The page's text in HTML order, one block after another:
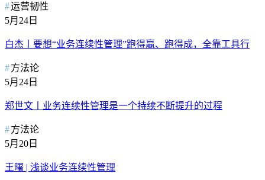
运营韧性
5月24日
白杰丨要想“业务连续性管理”跑得赢、跑得成，全靠工具行
方法论
5月24日
郑世文丨业务连续性管理是一个持续不断提升的过程
方法论
5月20日
王曙 | 浅谈业务连续性管理